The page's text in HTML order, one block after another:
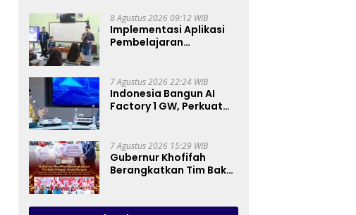
Dioptimalkan
8 Agustus 2026 09:12 WIB
Implementasi Aplikasi
Pembelajaran
Kota Bekasi, Mendukung
Digitalisasi dan Inovasi
Pembelajaran
7 Agustus 2026 22:24 WIB
Indonesia Bangun AI
Factory 1 GW, Perkuat
7 Agustus 2026 15:29 WIB
Gubernur Khofifah
Berangkatkan Tim Bakti
untuk Keluarga